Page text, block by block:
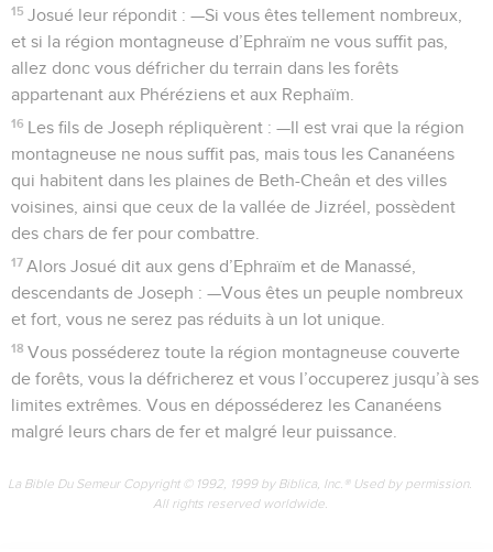
15 Josué leur répondit : —Si vous êtes tellement nombreux,
et si la région montagneuse d’Ephraïm ne vous suffit pas,
allez donc vous défricher du terrain dans les forêts
appartenant aux Phéréziens et aux Rephaïm.
16 Les fils de Joseph répliquèrent : —Il est vrai que la région
montagneuse ne nous suffit pas, mais tous les Cananéens
qui habitent dans les plaines de Beth-Cheân et des villes
voisines, ainsi que ceux de la vallée de Jizréel, possèdent
des chars de fer pour combattre.
17 Alors Josué dit aux gens d’Ephraïm et de Manassé,
descendants de Joseph : —Vous êtes un peuple nombreux
et fort, vous ne serez pas réduits à un lot unique.
18 Vous posséderez toute la région montagneuse couverte
de forêts, vous la défricherez et vous l’occuperez jusqu’à ses
limites extrêmes. Vous en déposséderez les Cananéens
malgré leurs chars de fer et malgré leur puissance.
La Bible Du Semeur Copyright © 1992, 1999 by Biblica, Inc.® Used by permission.
All rights reserved worldwide.